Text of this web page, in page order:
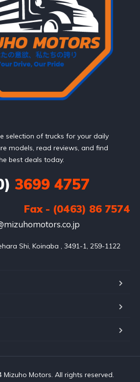
selection of trucks for your daily
models, read reviews, and find
best deals today.
3699 4757
Fax - (0463) 86 7574
Kanagawa ken, Isehara Shi, Koinaba , 3491-1, 259-1122
Motors. All rights reserved.